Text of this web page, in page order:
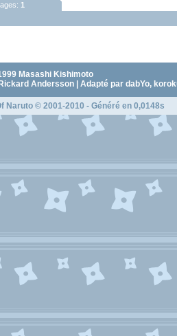
1
Masashi Kishimoto
Andersson | Adapté par dabYo,
Naruto © 2001-2010 - Généré en 0,0148s